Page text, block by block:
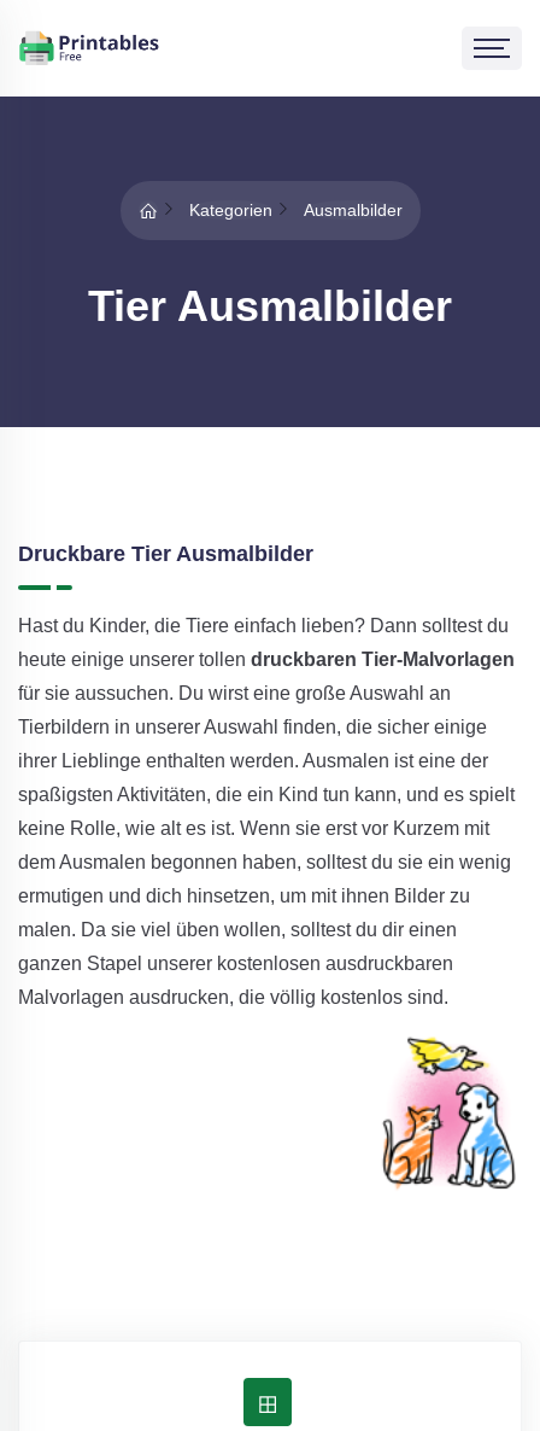
Kategorien Ausmalbilder
Tier Ausmalbilder
Druckbare Tier Ausmalbilder
Hast du Kinder, die Tiere einfach lieben? Dann solltest du
heute einige unserer tollen druckbaren Tier-Malvorlagen
für sie aussuchen. Du wirst eine große Auswahl an
Tierbildern in unserer Auswahl finden, die sicher einige
ihrer Lieblinge enthalten werden. Ausmalen ist eine der
spaßigsten Aktivitäten, die ein Kind tun kann, und es spielt
keine Rolle, wie alt es ist. Wenn sie erst vor Kurzem mit
dem Ausmalen begonnen haben, solltest du sie ein wenig
ermutigen und dich hinsetzen, um mit ihnen Bilder zu
malen. Da sie viel üben wollen, solltest du dir einen
ganzen Stapel unserer kostenlosen ausdruckbaren
Malvorlagen ausdrucken, die völlig kostenlos sind.